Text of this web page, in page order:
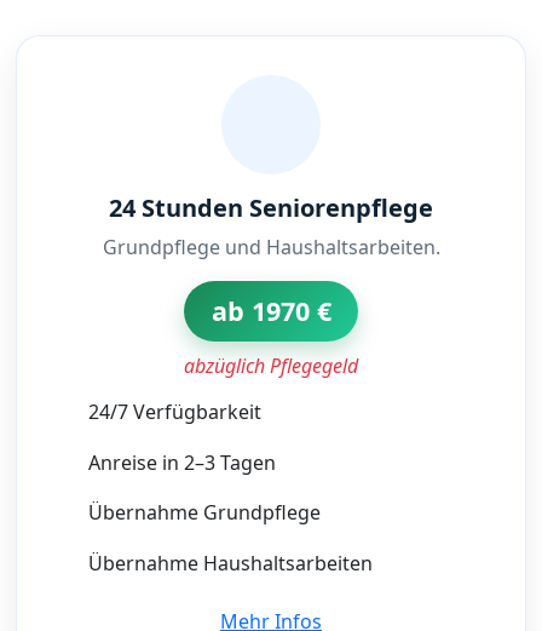
24 Stunden Seniorenpflege
Grundpflege und Haushaltsarbeiten.
ab 1970 €
abzüglich Pflegegeld
24/7 Verfügbarkeit
Anreise in 2–3 Tagen
Übernahme Grundpflege
Übernahme Haushaltsarbeiten
Mehr Infos